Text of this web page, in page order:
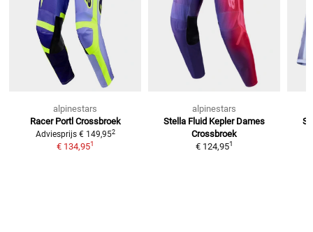
alpinestars
Racer Portl Crossbroek
Adviesprijs € 149,952
€ 134,951
alpinestars
Stella Fluid Kepler Dames
Crossbroek
€ 124,951